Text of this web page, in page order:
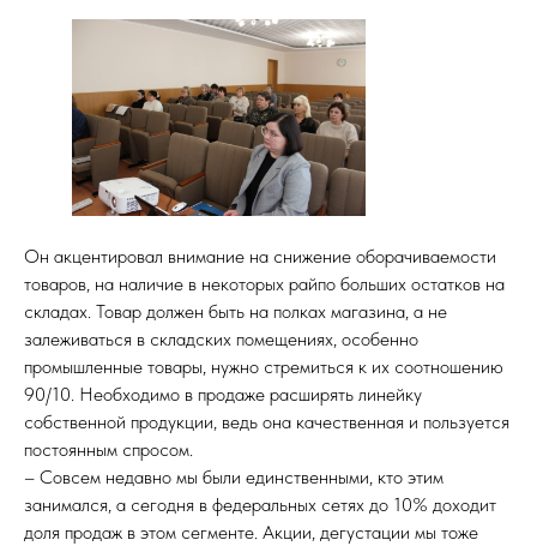
Он акцентировал внимание на снижение оборачиваемости
товаров, на наличие в некоторых райпо больших остатков на
складах. Товар должен быть на полках магазина, а не
залеживаться в складских помещениях, особенно
промышленные товары, нужно стремиться к их соотношению
90/10. Необходимо в продаже расширять линейку
собственной продукции, ведь она качественная и пользуется
постоянным спросом.
– Совсем недавно мы были единственными, кто этим
занимался, а сегодня в федеральных сетях до 10% доходит
доля продаж в этом сегменте. Акции, дегустации мы тоже